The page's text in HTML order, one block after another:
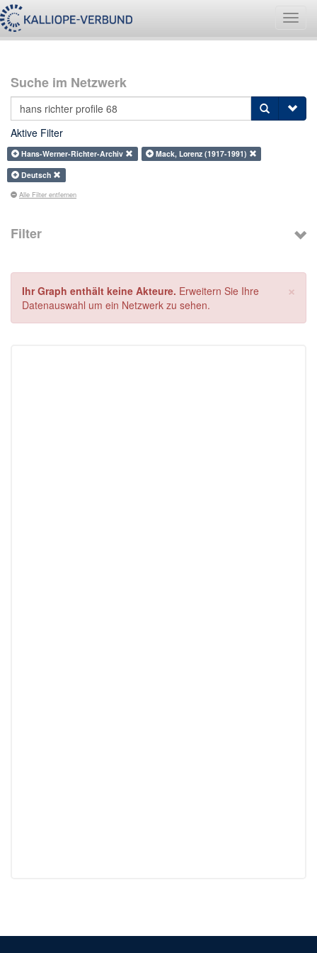
Suche im Netzwerk
Aktive Filter
Hans-Werner-Richter-Archiv
Mack, Lorenz (1917-1991)
Deutsch
Alle Filter entfernen
Filter
×
Ihr Graph enthält keine Akteure. Erweitern Sie Ihre
Datenauswahl um ein Netzwerk zu sehen.